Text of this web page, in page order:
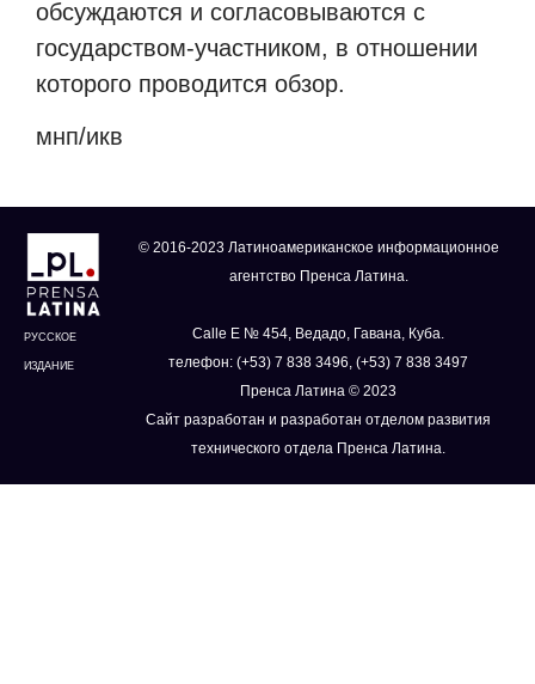
обсуждаются и согласовываются с
государством-участником, в отношении
которого проводится обзор.
мнп/икв
РУССКОЕ
ИЗДАНИЕ
© 2016-2023 Латиноамериканское информационное
агентство Пренса Латина.
Calle E № 454, Ведадо, Гавана, Куба.
телефон: (+53) 7 838 3496, (+53) 7 838 3497
Пренса Латина © 2023
Сайт разработан и разработан отделом развития
технического отдела Пренса Латина.